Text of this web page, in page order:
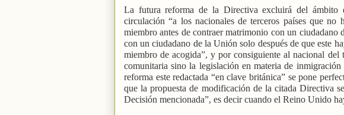
La futura reforma de la Directiva excluirá del ámbito
circulación “a los nacionales de terceros países que no
miembro antes de contraer matrimonio con un
con un ciudadano de la Unión solo después de que este
miembro de acogida”, y por consiguiente al nacional del
comunitaria sino la legislación en materia de
reforma este redactada “en clave británica” se pone
que la propuesta de modificación de la citada Directiva
Decisión mencionada”, es decir cuando el Reino Unido